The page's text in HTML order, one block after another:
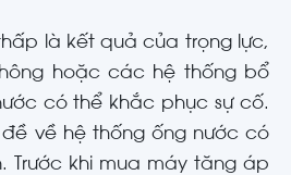
là kết quả của trọng lực,
hoặc các hệ thống bổ
có thể khắc phục sự cố.
đề về hệ thống ống nước có
Trước khi mua máy tăng áp